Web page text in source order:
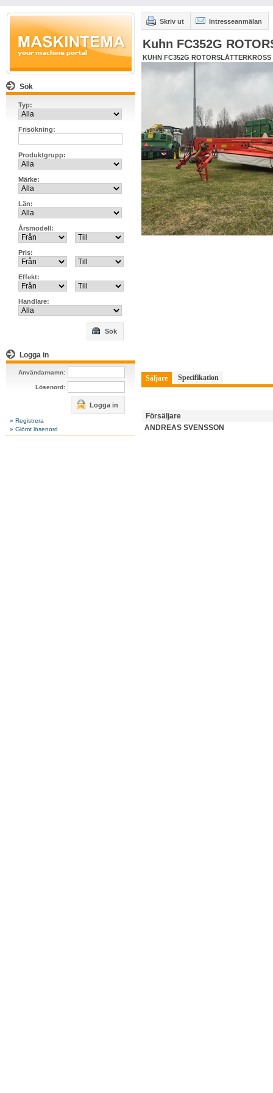
Sök
Typ:
Frisökning:
Produktgrupp:
Märke:
Län:
Årsmodell:
Pris:
Effekt:
Handlare:
Sök
Logga in
Användarnamn:
Lösenord:
Logga in
» Registrera
» Glömt lösenord
Skriv ut Intresseanmälan
Kuhn FC352G
KUHN FC352G ROTORSLÅTTERKROSS
Säljare Specifikation
Försäljare
ANDREAS SVENSSON